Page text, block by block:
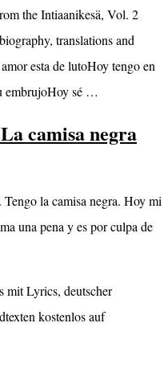
the Intiaanikesä, Vol. 2
translations and
esta de lutoHoy tengo en
embrujoHoy sé …
camisa negra
la camisa negra. Hoy mi
una pena y es por culpa de
mit Lyrics, deutscher
kostenlos auf